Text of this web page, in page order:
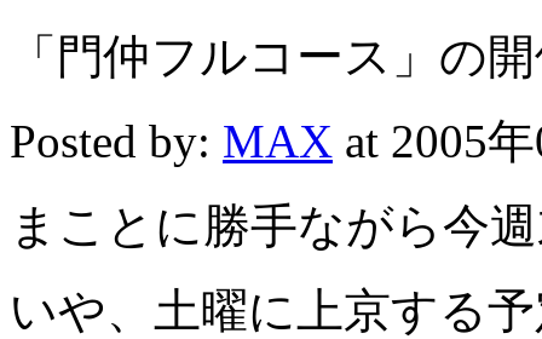
「門仲フルコース」の
Posted by: MAX at 2005
まことに勝手ながら今
いや、土曜に上京する